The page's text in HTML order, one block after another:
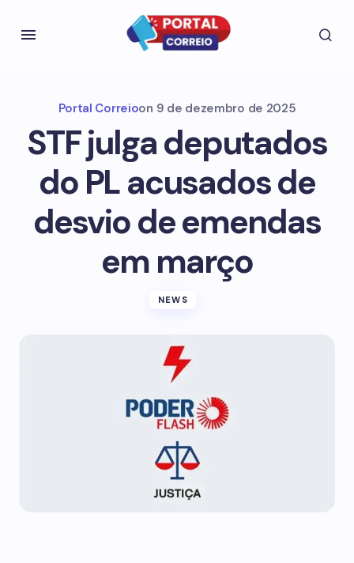
Portal Correioon 9 de dezembro de 2025
STF julga deputados
do PL acusados de
desvio de emendas
em março
NEWS